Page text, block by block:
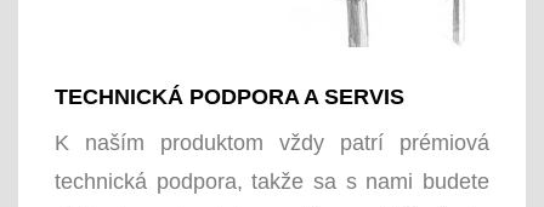
TECHNICKÁ PODPORA A SERVIS
K naším produktom vždy patrí prémiová
technická podpora, takže sa s nami budete